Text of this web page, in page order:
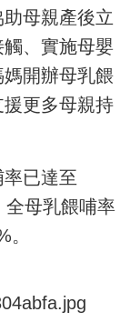
母親產後立
、實施母嬰
開辦母乳餵
更多母親持
已達至
全母乳餵哺率